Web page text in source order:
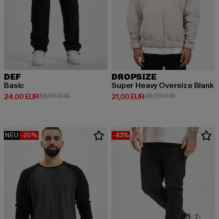
DEF
Basic
24,00 EUR
Derzeitiger Preis: 24,00 EUR
59,99 EURAktionspreis: 59,99 EUR
DROPSIZE
Super Heavy Oversize Blank
21,00 EUR
Derzeitiger Preis: 21,00 EUR
49,99 EURAktionspreis:
NEU -20% -43%